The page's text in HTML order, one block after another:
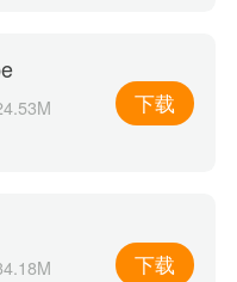
下载
下载